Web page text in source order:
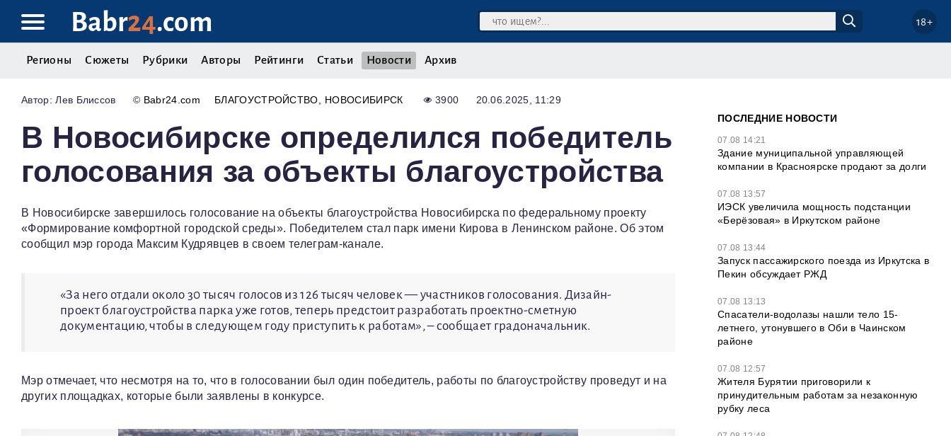
Babr24.com 18+
Регионы Сюжеты Рубрики Авторы Рейтинги Статьи Новости Архив
Лев Блиссов © Babr24.com БЛАГОУСТРОЙСТВО НОВОСИБИРСК 3900 20.06.2025, 11:29
В Новосибирске определился победитель
голосования за объекты благоустройства
В Новосибирске завершилось голосование на объекты благоустройства Новосибирска по федеральному проекту
«Формирование комфортной городской среды». Победителем стал парк имени Кирова в Ленинском районе. Об этом
сообщил мэр города Максим Кудрявцев в своем телеграм-канале.
«За него отдали около 30 тысяч голосов из 126 тысяч человек — участников голосования. Дизайн-
проект благоустройства парка уже готов, теперь предстоит разработать проектно-сметную
документацию, чтобы в следующем году приступить к работам», – сообщает градоначальник.
Мэр отмечает, что несмотря на то, что в голосовании был один победитель, работы по благоустройству проведут и на
других площадках, которые были заявлены в конкурсе.
ПОСЛЕДНИЕ НОВОСТИ
07.08 14:21
Здание муниципальной управляющей
компании в Красноярске продают за долги
07.08 13:57
ИЭСК увеличила мощность подстанции
«Берёзовая» в Иркутском районе
07.08 13:44
Запуск пассажирского поезда из Иркутска в
Пекин обсуждает РЖД
07.08 13:13
Спасатели-водолазы нашли тело 15-
летнего, утонувшего в Оби в Чаинском
районе
07.08 12:57
Жителя Бурятии приговорили к
принудительным работам за незаконную
рубку леса